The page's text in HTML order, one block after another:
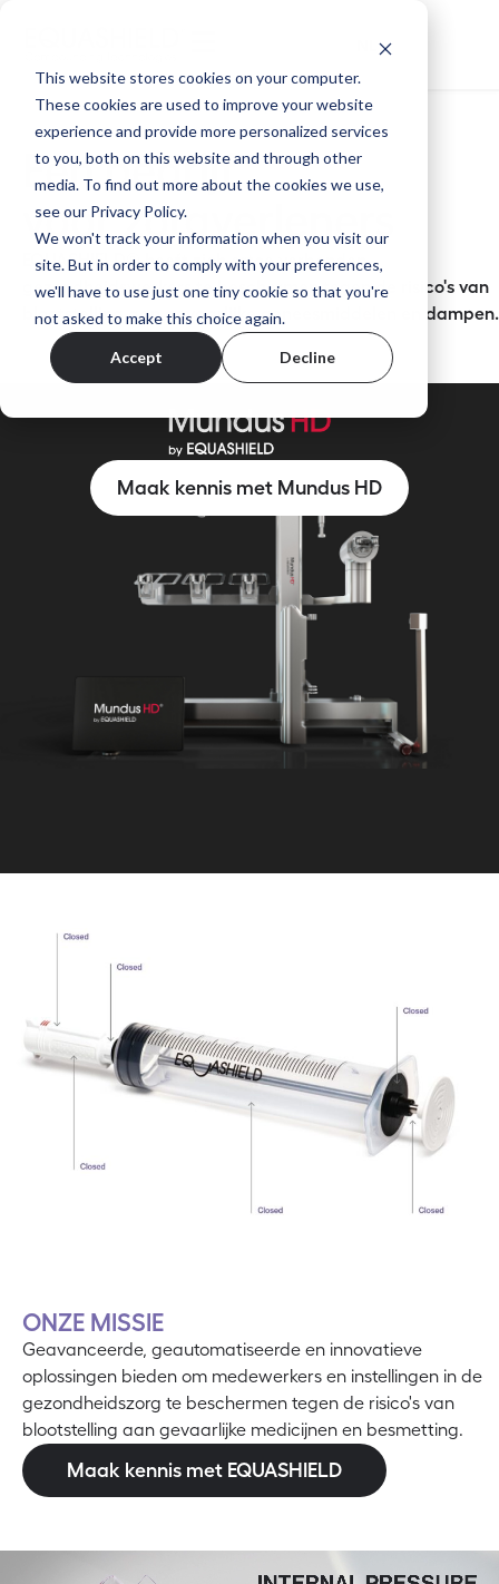
This website stores cookies on your computer.
These cookies are used to improve your website
experience and provide more personalized services
to you, both on this website and through other
media. To find out more about the cookies we use,
see our Privacy Policy.
We won't track your information when you visit our
site. But in order to comply with your preferences,
we'll have to use just one tiny cookie so that you're
not asked to make this choice again.
Accept Decline
Een bedrijf
voor zorgverleners
EQUASHIELD® heeft zich ertoe verbonden
gezondheidswerkers te beschermen tegen de risico's van
blootstelling aan gevaarlijke geneesmiddelen en dampen.
Maak kennis met Mundus HD
ONZE MISSIE
Geavanceerde, geautomatiseerde en innovatieve
oplossingen bieden om medewerkers en instellingen in de
gezondheidszorg te beschermen tegen de risico's van
blootstelling aan gevaarlijke medicijnen en besmetting.
Maak kennis met EQUASHIELD